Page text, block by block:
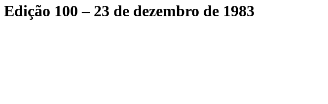
Edição 100 – 23 de dezembro de 1983